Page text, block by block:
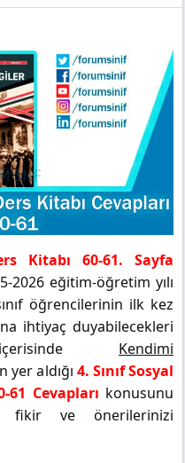
Kitabı 60-61. Sayfa
2026 eğitim-öğretim yılı
öğrencilerinin ilk kez
ihtiyaç duyabilecekleri
Kendimi
yer aldığı 4. Sınıf Sosyal
Cevapları konusunu
fikir ve önerilerinizi